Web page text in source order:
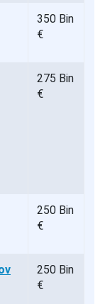
350 Bin
€
275 Bin
€
250 Bin
€
250 Bin
€